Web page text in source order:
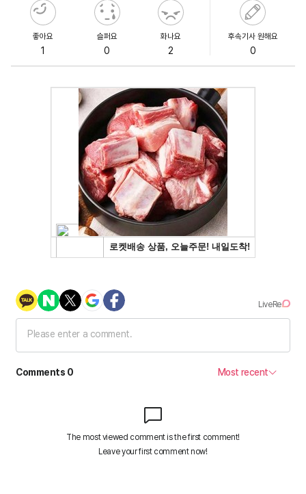
좋아요
1
슬퍼요
0
화나요
2
후속기사 원해요
0